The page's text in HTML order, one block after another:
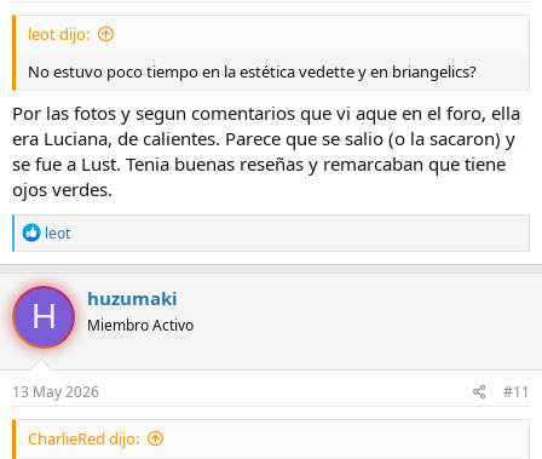
leot dijo:
No estuvo poco tiempo en la estética vedette y en briangelics?
Por las fotos y segun comentarios que vi aque en el foro, ella
era Luciana, de calientes. Parece que se salio (o la sacaron) y
se fue a Lust. Tenia buenas reseñas y remarcaban que tiene
ojos verdes.
R
e
a
c
o
n
e
leot
H huzumaki
Miembro Activo
13 May 2026 #11
CharlieRed dijo: